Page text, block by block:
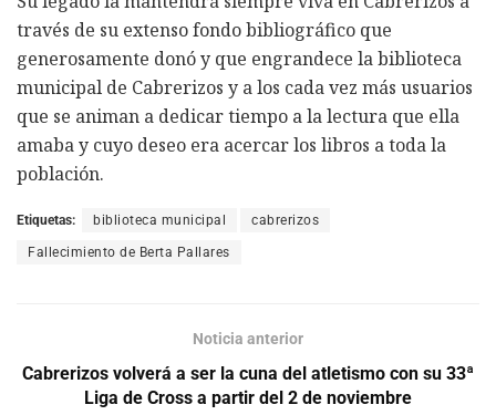
través de su extenso fondo bibliográfico que
generosamente donó y que engrandece la biblioteca
municipal de Cabrerizos y a los cada vez más usuarios
que se animan a dedicar tiempo a la lectura que ella
amaba y cuyo deseo era acercar los libros a toda la
población.
Etiquetas: biblioteca municipal cabrerizos
Fallecimiento de Berta Pallares
Noticia anterior
Cabrerizos volverá a ser la cuna del atletismo con su 33ª
Liga de Cross a partir del 2 de noviembre